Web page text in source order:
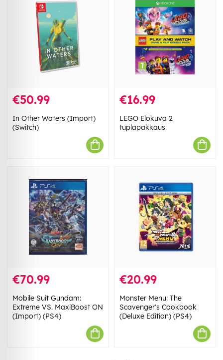
€50.99
In Other Waters (Import)
(Switch)
€16.99
LEGO Elokuva 2
tuplapakkaus
€70.99
Mobile Suit Gundam:
Extreme VS. MaxiBoost ON
(Import) (PS4)
€20.99
Monster Menu: The
Scavenger's Cookbook
(Deluxe Edition) (PS4)